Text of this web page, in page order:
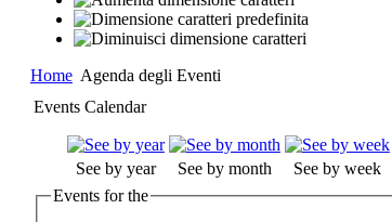
Home Agenda degli Eventi
Events Calendar
See by year See by month See by week
Events for the